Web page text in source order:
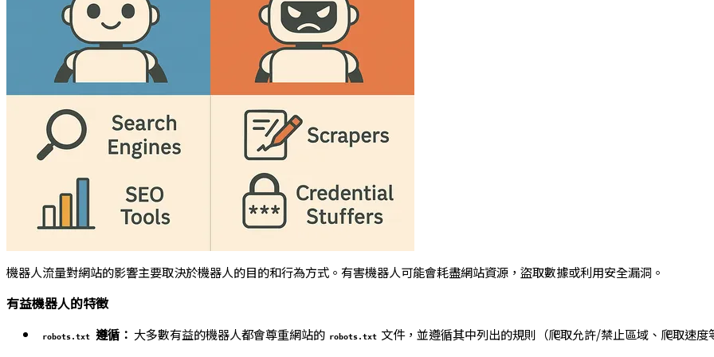
機器人流量對網站的影響主要取決於機器人的目的和行為方式。有害機器人可能會耗盡網站資源，盜取數據或利用安全漏洞。
有益機器人的特徵
robots.txt 遵循： 大多數有益的機器人都會尊重網站的 robots.txt 文件，並遵循其中列出的規則（爬取允許/禁止區域、爬取速度